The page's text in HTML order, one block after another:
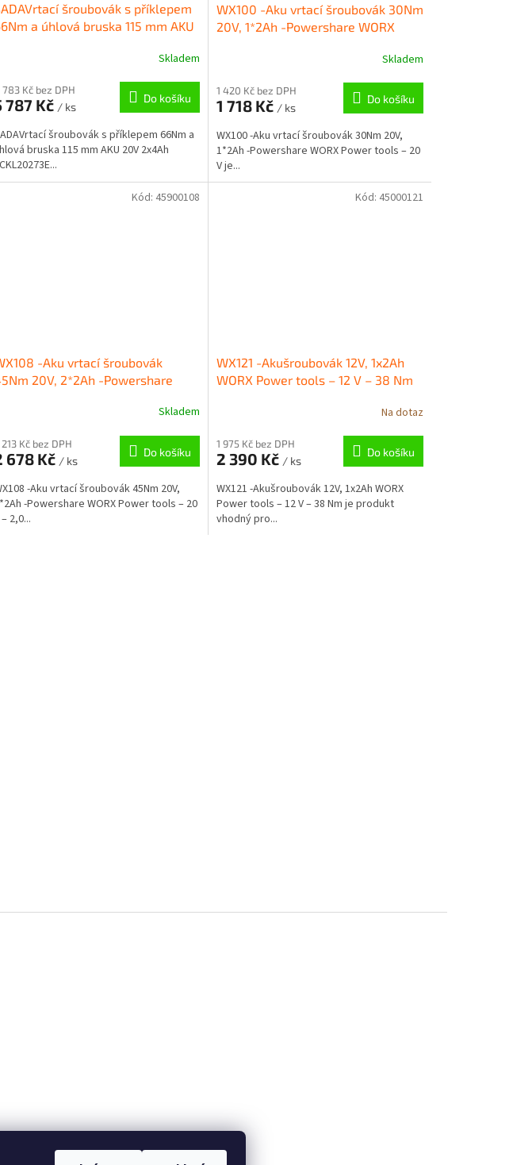
šroubovák s příklepem
a úhlová bruska 115 mm AKU
Skladem
Kč bez DPH
787 Kč / ks
Do košíku
šroubovák s příklepem 66Nm a
bruska 115 mm AKU 20V 2x4Ah
WX100 -Aku vrtací šroubovák 30Nm
20V, 1*2Ah -Powershare WORX
Skladem
1 420 Kč bez DPH
1 718 Kč / ks
Do košíku
WX100 -Aku vrtací šroubovák 30Nm 20V,
1*2Ah -Powershare WORX Power tools – 20
V je...
-Aku vrtací šroubovák
20V, 2*2Ah -Powershare
Skladem
213 Kč bez DPH
678 Kč / ks
Do košíku
-Aku vrtací šroubovák 45Nm 20V,
-Powershare WORX Power tools – 20
2,0...
Kód: 45900108
WX121 -Akušroubovák 12V, 1x2Ah
WORX Power tools – 12 V – 38 Nm
Na dotaz
1 975 Kč bez DPH
2 390 Kč / ks
Do košíku
WX121 -Akušroubovák 12V, 1x2Ah WORX
Power tools – 12 V – 38 Nm je produkt
vhodný pro...
Kód: 45000121
v
p
i
s